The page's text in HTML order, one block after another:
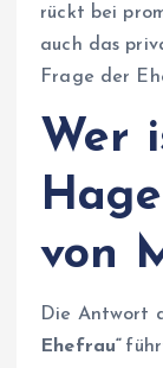
rückt bei
auch das
Frage der
Wer
von
Die Antwort
Ehefrau“